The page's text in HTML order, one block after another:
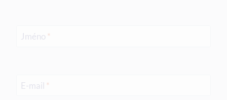
Jméno *
E-mail *